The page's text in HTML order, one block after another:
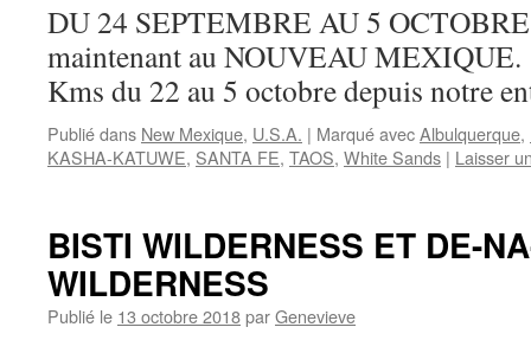
DU 24 SEPTEMBRE AU 5
maintenant au NOUVEAU
Kms du 22 au 5 octobre depuis notre
Publié dans New Mexique, U.S.A. | Marqué avecAlbulquerque,
KASHA-KATUWE, SANTA FE, TAOS, White Sands | Laisser
BISTI WILDERNESS ET DE-
WILDERNESS
Publié le 13 octobre 2018parGenevieve